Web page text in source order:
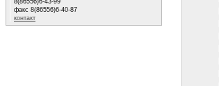
8(86556)6-43-99
факс 8(86556)6-40-87
контакт